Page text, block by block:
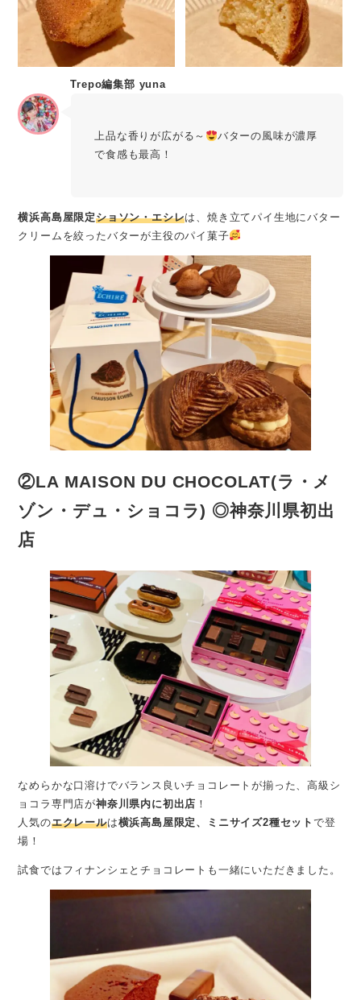
Trepo編集部 yuna
上品な香りが広がる～
バターの風味が濃厚
で食感も最高！
横浜高島屋限定ショソン・エシレは、焼き立てパイ生地にバター
クリームを絞ったバターが主役のパイ菓子
②LA MAISON DU CHOCOLAT(ラ・メ
ゾン・デュ・ショコラ) ◎神奈川県初出
店
なめらかな口溶けでバランス良いチョコレートが揃った、高級シ
ョコラ専門店が神奈川県内に初出店 ！
人気のエクレールは横浜高島屋限定、ミニサイズ2種セットで登
場！
試食ではフィナンシェとチョコレートも一緒にいただきました。